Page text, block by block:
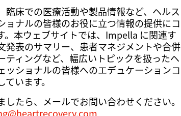
臨床での医療活動や製品情報など、ヘルス
ョナルの皆様のお役に立つ情報の提供にコ
。本ウェブサイトでは、Impella に関連す
発表のサマリー、患者マネジメントや合併
ティングなど、幅広いトピックを扱ったヘ
ッショナルの皆様へのエデュケーションコ
います。
したら、メールでお問い合わせください。